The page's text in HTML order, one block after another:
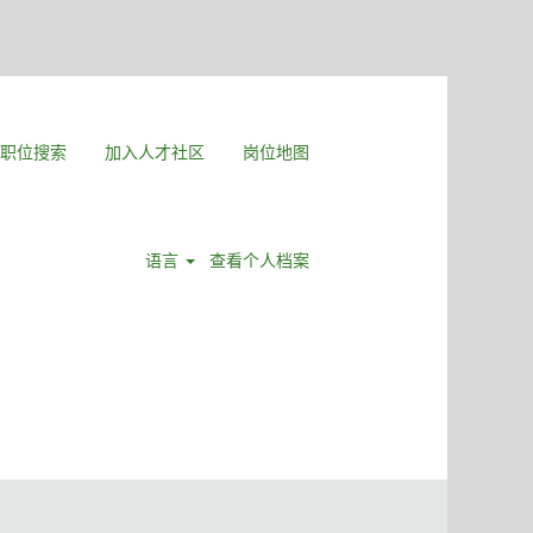
职位搜索 加入人才社区 岗位地图
语言 查看个人档案